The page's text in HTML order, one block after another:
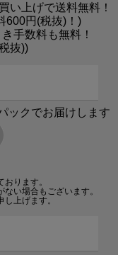
い上げで送料無料！
600円(税抜)！)
手数料も無料！
抜))
ックでお届けします
ります。
い場合もございます。
上げます。